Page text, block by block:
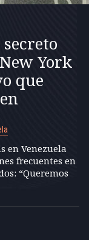
York
que
en Venezuela
frecuentes en
“Queremos